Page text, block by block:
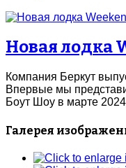
Новая лодка
Компания Беркут
Впервые мы
Боут Шоу в марте
Галерея